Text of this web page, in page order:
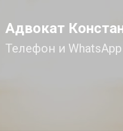
Адвокат
Телефон и